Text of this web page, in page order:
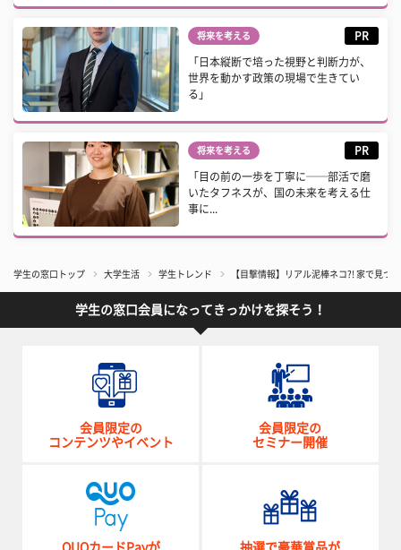
将来を考える PR
「日本縦断で培った視野と判断力が、
世界を動かす政策の現場で生きてい
る」
将来を考える PR
「目の前の一歩を丁寧に──部活で磨
いたタフネスが、国の未来を考える仕
事に...
学生の窓口トップ 大学生活 学生トレンド 【目撃情報】リアル泥棒ネコ?! 家で見
学生の窓口会員になってきっかけを探そう！
会員限定の
コンテンツやイベント
会員限定の
セミナー開催